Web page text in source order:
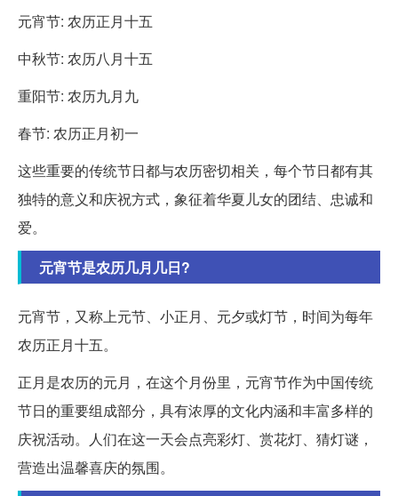
元宵节: 农历正月十五
中秋节: 农历八月十五
重阳节: 农历九月九
春节: 农历正月初一
这些重要的传统节日都与农历密切相关，每个节日都有其
独特的意义和庆祝方式，象征着华夏儿女的团结、忠诚和
爱。
元宵节是农历几月几日?
元宵节，又称上元节、小正月、元夕或灯节，时间为每年
农历正月十五。
正月是农历的元月，在这个月份里，元宵节作为中国传统
节日的重要组成部分，具有浓厚的文化内涵和丰富多样的
庆祝活动。人们在这一天会点亮彩灯、赏花灯、猜灯谜，
营造出温馨喜庆的氛围。